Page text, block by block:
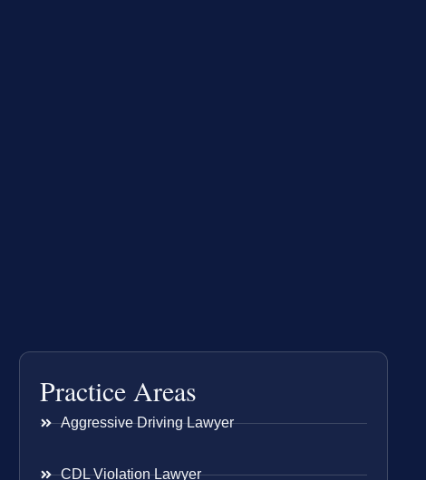
Practice Areas
Aggressive Driving Lawyer
CDL Violation Lawyer